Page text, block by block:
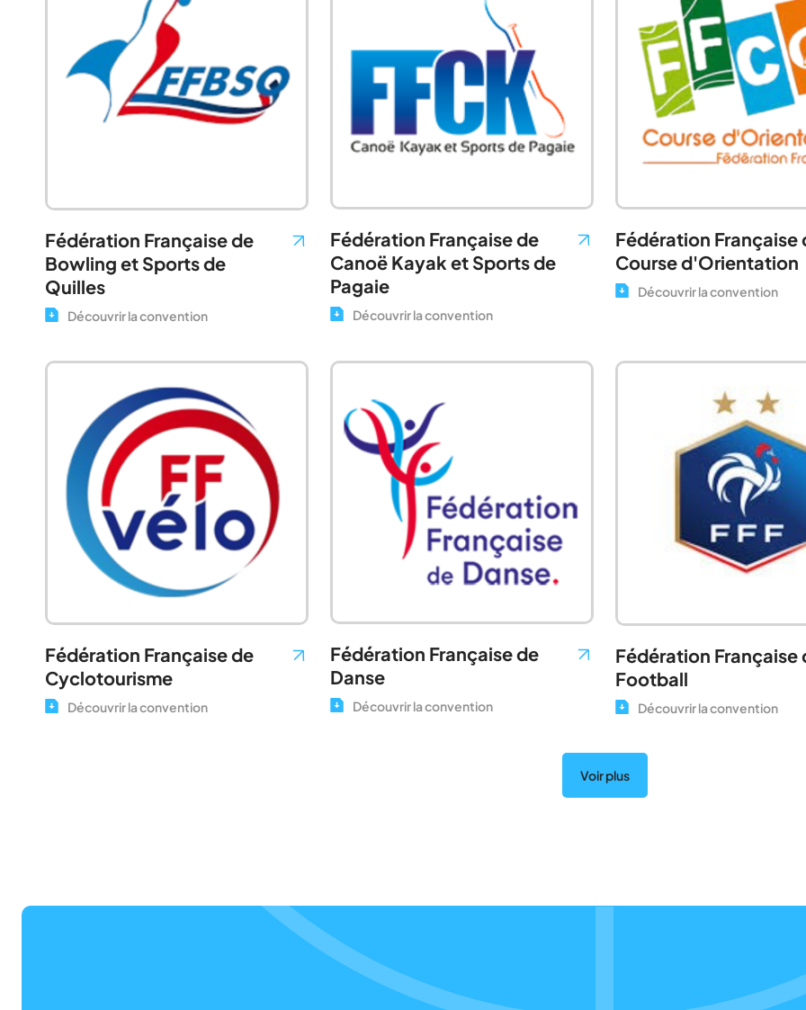
Fédération Française de
Bowling et Sports de
Quilles
Découvrir la convention
Fédération Française de
Canoë Kayak et Sports de
Pagaie
Découvrir la convention
Fédération Française
Course d'Orientation
Découvrir la convention
Fédération Française de
Cyclotourisme
Découvrir la convention
Fédération Française de
Danse
Découvrir la convention
Fédération Française
Football
Découvrir la convention
Voir plus